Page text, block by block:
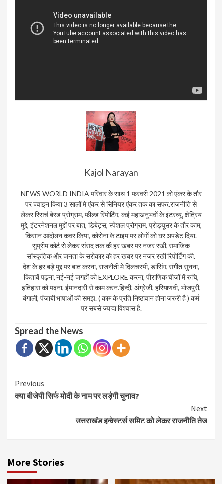
Kajol Narayan
NEWS WORLD INDIA परिवार के साथ 1 फरवरी 2021 को एंकर के तौर
पर ज्वाइन किया 3 सालों मे एंकर से सिनियर एंकर तक का सफर.राजनीति से
लेकर रिसर्च बेस्ड प्रोग्राम, फील्ड रिपोर्टिंग, कई महाअनुभवों के इंटरव्यू, क्षेत्रिय
मुद्दे, इंटरनेशनल मुद्दों पर बात, डिबेट्स, स्पेशल प्रोग्राम, प्रोड्यूसर के तौर काम,
किसान आंदोलन कवर किया, कोरोना के टाइम पर लोगों को घर अपडेट दिया.
सुप्रीम कोर्ट से लेकर संसद तक की हर खबर पर नजर रखी, समाजिक
सांस्कृतिक और जनता के सरोकार की हर खबर पर नजर रखी रिपोर्टिंग की.
देश के हर बड़े मुद्द पर बात करना, राजनीती मे दिलचस्पी, डांसिंग, संगीत सुनना,
किताबें पढ़ना, नई-नई जगहों को EXPLORE करना, पौराणिक चीजों में रुचि,
इतिहास को पढ़ना, ईमानदारी से काम करन.हिन्दी, अंग्रेजी, हरियाणवी, भोजपुरी,
बंगाली, पंजाबी भाषाओं की समझ. ( काम के प्रति निष्ठावान होना जरुरी है ) कर्म
पर सबसे ज्यादा विश्वास है.
Spread the News
Continue
Reading
Previous
क्या बीजेपी सिर्फ मोदी के नाम पर लड़ेगी चुनाव?
Next
उत्तराखंड इन्वेस्टर्स समिट को लेकर राजनीति तेज
More Stories